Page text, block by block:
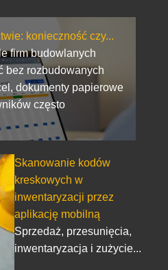
konieczność czy...
firm budowlanych
bez rozbudowanych
dokumenty papierowe
często
Skanowanie kodów
kreskowych w
inwentaryzacji przez
aplikację mobilną
Sprzedaż, przesunięcia,
inwentaryzacja i zużycie...